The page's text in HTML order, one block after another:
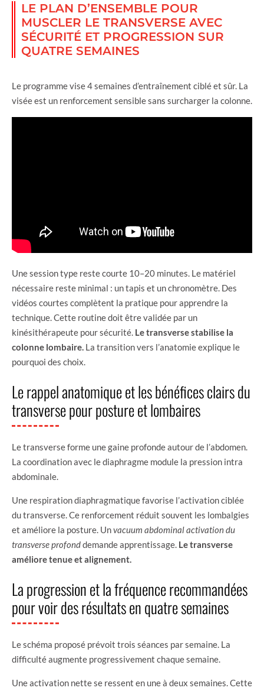
LE PLAN D’ENSEMBLE POUR
MUSCLER LE TRANSVERSE AVEC
SÉCURITÉ ET PROGRESSION SUR
QUATRE SEMAINES
Le programme vise 4 semaines d’entraînement ciblé et sûr. La
visée est un renforcement sensible sans surcharger la colonne.
Une session type reste courte 10–20 minutes. Le matériel
nécessaire reste minimal : un tapis et un chronomètre. Des
vidéos courtes complètent la pratique pour apprendre la
technique. Cette routine doit être validée par un
kinésithérapeute pour sécurité. Le transverse stabilise la
colonne lombaire. La transition vers l’anatomie explique le
pourquoi des choix.
Le rappel anatomique et les bénéfices clairs du
transverse pour posture et lombaires
Le transverse forme une gaine profonde autour de l’abdomen.
La coordination avec le diaphragme module la pression intra
abdominale.
Une respiration diaphragmatique favorise l’activation ciblée
du transverse. Ce renforcement réduit souvent les lombalgies
et améliore la posture. Unvacuum abdominal activation du
transverse profonddemande apprentissage. Le transverse
améliore tenue et alignement.
La progression et la fréquence recommandées
pour voir des résultats en quatre semaines
Le schéma proposé prévoit trois séances par semaine. La
difficulté augmente progressivement chaque semaine.
Une activation nette se ressent en une à deux semaines. Cette